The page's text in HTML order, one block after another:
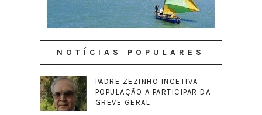
NOTÍCIAS POPULARES
PADRE ZEZINHO INCETIVA
POPULAÇÃO A PARTICIPAR DA
GREVE GERAL